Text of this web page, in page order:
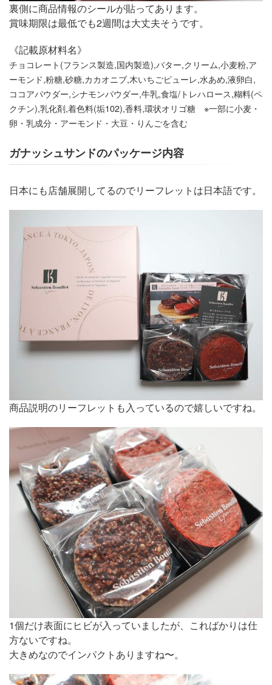
裏側に商品情報のシールが貼ってあります。
賞味期限は最低でも2週間は大丈夫そうです。
《記載原材料名》
チョコレート(フランス製造,国内製造),バター,クリーム,小麦粉,ア
ーモンド,粉糖,砂糖,カカオニブ,木いちごピューレ,水あめ,液卵白,
ココアパウダー,シナモンパウダー,牛乳,食塩/トレハロース,糊料(ペ
クチン),乳化剤,着色料(垢102),香料,環状オリゴ糖 ※一部に小麦・
卵・乳成分・アーモンド・大豆・りんごを含む
ガナッシュサンドのパッケージ内容
日本にも店舗展開してるのでリーフレットは日本語です。
商品説明のリーフレットも入っているので嬉しいですね。
1個だけ表面にヒビが入っていましたが、こればかりは仕
方ないですね。
大きめなのでインパクトありますね〜。